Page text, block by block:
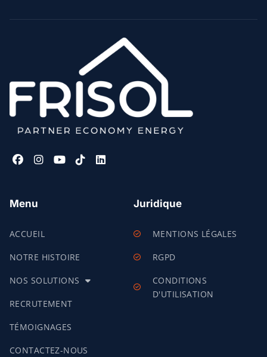
Menu
ACCUEIL
NOTRE HISTOIRE
NOS SOLUTIONS
RECRUTEMENT
TÉMOIGNAGES
CONTACTEZ-NOUS
Juridique
MENTIONS LÉGALES
RGPD
CONDITIONS
D'UTILISATION